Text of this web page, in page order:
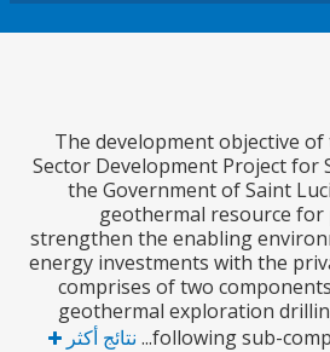
The development
Sector Development
the Government of
geothermal
strengthen the enabling
energy investments with
comprises of two
geothermal
following
نتائج أكثر